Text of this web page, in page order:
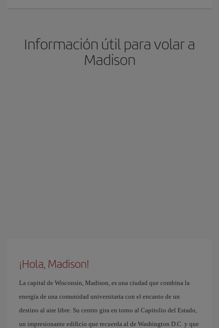
Información útil para volar a
Madison
¡Hola, Madison!
La capital de Wisconsin, Madison, es una ciudad que combina la
energía de una comunidad universitaria con el encanto de un
destino al aire libre. Su centro gira en torno al Capitolio del Estado,
un impresionante edificio que recuerda al de Washington D.C. y que